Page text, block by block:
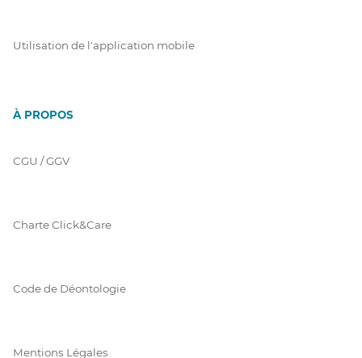
Utilisation de l'application mobile
À PROPOS
CGU / GGV
Charte Click&Care
Code de Déontologie
Mentions Légales